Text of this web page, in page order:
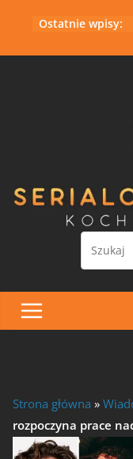
Ostatnie wpisy:
Strona główna »
rozpoczyna prace